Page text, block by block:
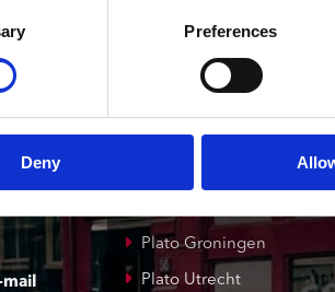
Preferences
Deny
onze winkels
Record Mania
Plato Groningen
Plato Utrecht